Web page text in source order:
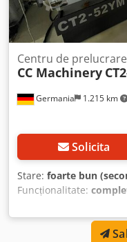
Germania 1.215 km
Centru de
CC Machinery
Solicita
Stare: foarte bun
Funcționalitate:
transportor de șpan,